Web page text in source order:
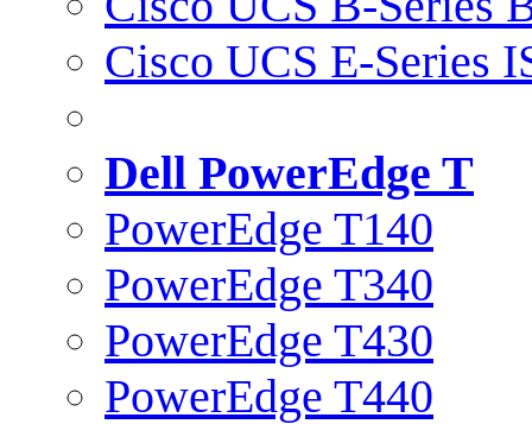
Cisco UCS E-Series
Dell PowerEdge T
PowerEdge T140
PowerEdge T340
PowerEdge T430
PowerEdge T440